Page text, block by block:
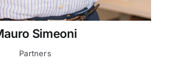
Simeoni
Partners